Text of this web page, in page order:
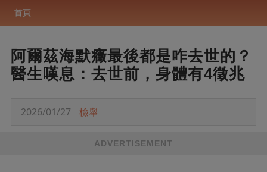
首頁
阿爾茲海默癥最後都是咋去世的？
醫生嘆息：去世前，身體有4徵兆
2026/01/27 檢舉
ADVERTISEMENT